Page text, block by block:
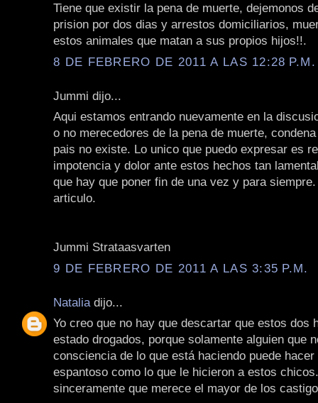
Tiene que existir la pena de muerte, dejemonos
prision por dos dias y arrestos domiciliarios,
estos animales que matan a sus propios hijos!!.
8 DE FEBRERO DE 2011 A LAS 12:28 P.M.
Jummi dijo...
Aqui estamos entrando nuevamente en la
o no merecedores de la pena de muerte,
pais no existe. Lo unico que puedo expresar es
impotencia y dolor ante estos hechos tan
que hay que poner fin de una vez y para
articulo.
Jummi Strataasvarten
9 DE FEBRERO DE 2011 A LAS 3:35 P.M.
Natalia dijo...
Yo creo que no hay que descartar que estos dos
estado drogados, porque solamente alguien que
consciencia de lo que está haciendo puede hacer
espantoso como lo que le hicieron a estos
sinceramente que merece el mayor de los